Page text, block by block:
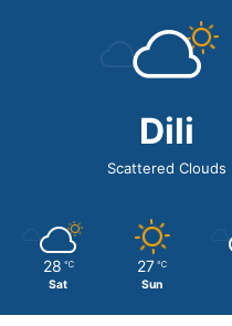
Dili
Scattered Clouds
28 ℃
Sat
27 ℃
Sun